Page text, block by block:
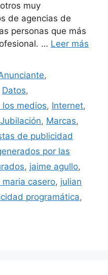
muy
de agencias de
personas que más
… Leer más
,
Datos,
los medios, Internet,
Jubilación, Marcas,
de publicidad
por las
, jaime agullo,
maria casero, julian
programática,